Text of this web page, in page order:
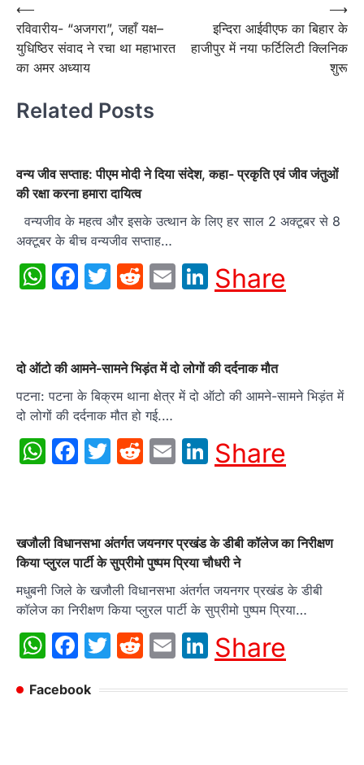
Post
navigation
⟵
रविवारीय- “अजगरा”, जहाँ यक्ष–
युधिष्ठिर संवाद ने रचा था महाभारत
का अमर अध्याय
इन्दिरा आईवीएफ का बिहार के
हाजीपुर में नया फर्टिलिटी क्लिनिक
शुरू
⟶
Related Posts
वन्य जीव सप्ताह: पीएम मोदी ने दिया संदेश, कहा- प्रकृति एवं जीव जंतुओं
की रक्षा करना हमारा दायित्व
वन्यजीव के महत्व और इसके उत्थान के लिए हर साल 2 अक्टूबर से 8
अक्टूबर के बीच वन्यजीव सप्ताह…
WhatsApp
Facebook
Twitter
Reddit
EmailLinkedIn
Share
दो ऑटो की आमने-सामने भिड़ंत में दो लोगों की दर्दनाक मौत
पटना: पटना के बिक्रम थाना क्षेत्र में दो ऑटो की आमने-सामने भिड़ंत में
दो लोगों की दर्दनाक मौत हो गई.…
WhatsApp
Facebook
Twitter
Reddit
EmailLinkedIn
Share
खजौली विधानसभा अंतर्गत जयनगर प्रखंड के डीबी कॉलेज का निरीक्षण
किया प्लुरल पार्टी के सुप्रीमो पुष्पम प्रिया चौधरी ने
मधुबनी जिले के खजौली विधानसभा अंतर्गत जयनगर प्रखंड के डीबी
कॉलेज का निरीक्षण किया प्लुरल पार्टी के सुप्रीमो पुष्पम प्रिया…
WhatsApp
Facebook
Twitter
Reddit
EmailLinkedIn
Share
Facebook